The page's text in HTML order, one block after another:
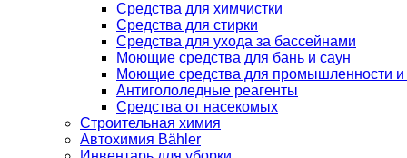
Средства для химчистки
Средства для стирки
Средства для ухода за бассейнами
Моющие средства для бань и саун
Моющие средства для промышленности и
Антигололедные реагенты
Средства от насекомых
Строительная химия
Автохимия Bähler